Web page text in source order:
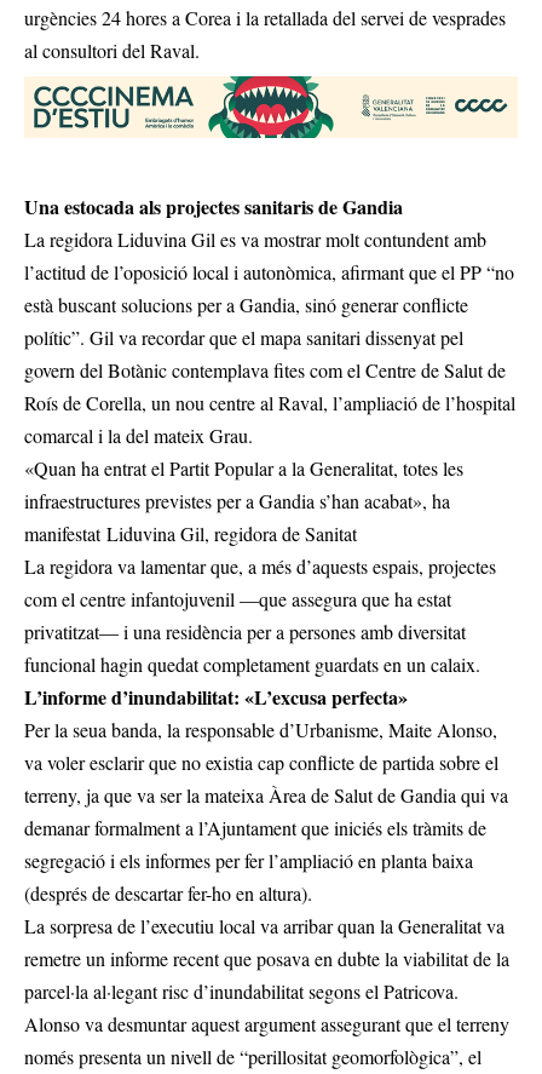
urgències 24 hores a Corea i la retallada del servei de vesprades
al consultori del Raval.
Una estocada als projectes sanitaris de Gandia
La regidora Liduvina Gil es va mostrar molt contundent amb
l’actitud de l’oposició local i autonòmica, afirmant que el PP “no
està buscant solucions per a Gandia, sinó generar conflicte
polític”. Gil va recordar que el mapa sanitari dissenyat pel
govern del Botànic contemplava fites com el Centre de Salut de
Roís de Corella, un nou centre al Raval, l’ampliació de l’hospital
comarcal i la del mateix Grau.
«Quan ha entrat el Partit Popular a la Generalitat, totes les
infraestructures previstes per a Gandia s’han acabat», ha
manifestat Liduvina Gil, regidora de Sanitat
La regidora va lamentar que, a més d’aquests espais, projectes
com el centre infantojuvenil —que assegura que ha estat
privatitzat— i una residència per a persones amb diversitat
funcional hagin quedat completament guardats en un calaix.
L’informe d’inundabilitat: «L’excusa perfecta»
Per la seua banda, la responsable d’Urbanisme, Maite Alonso,
va voler esclarir que no existia cap conflicte de partida sobre el
terreny, ja que va ser la mateixa Àrea de Salut de Gandia qui va
demanar formalment a l’Ajuntament que iniciés els tràmits de
segregació i els informes per fer l’ampliació en planta baixa
(després de descartar fer-ho en altura).
La sorpresa de l’executiu local va arribar quan la Generalitat va
remetre un informe recent que posava en dubte la viabilitat de la
parcel·la al·legant risc d’inundabilitat segons el Patricova.
Alonso va desmuntar aquest argument assegurant que el terreny
només presenta un nivell de “perillositat geomorfològica”, el